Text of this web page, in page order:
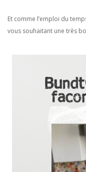
Et comme l’emploi du
vous souhaitant une très